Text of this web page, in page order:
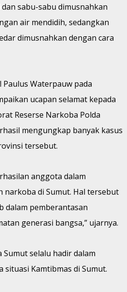
sabu-sabu dimusnahkan
air mendidih, sedangkan
dimusnahkan dengan cara
Waterpauw pada
ucapan selamat kepada
Reserse Narkoba Polda
mengungkap banyak kasus
tersebut.
anggota dalam
narkoba di Sumut. Hal tersebut
dalam pemberantasan
generasi bangsa,” ujarnya.
Sumut selalu hadir dalam
situasi Kamtibmas di Sumut.